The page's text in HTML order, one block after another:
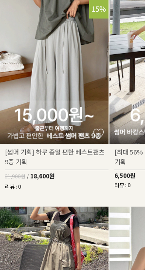
15%
[썸머 기획] 하루 종일 편한 베스트팬츠
9종 기획
21,900원 / 18,600원
리뷰 : 0
[최대 56%
기획
6,500원
리뷰 : 0